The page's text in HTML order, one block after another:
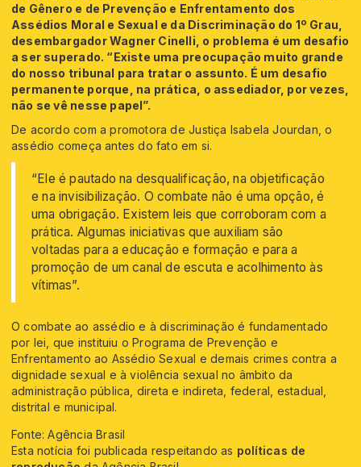
de Gênero e de Prevenção e Enfrentamento dos
Assédios Moral e Sexual e da Discriminação do 1º Grau,
desembargador Wagner Cinelli, o problema é um desafio
a ser superado. “Existe uma preocupação muito grande
do nosso tribunal para tratar o assunto. É um desafio
permanente porque, na prática, o assediador, por vezes,
não se vê nesse papel”.
De acordo com a promotora de Justiça Isabela Jourdan, o
assédio começa antes do fato em si.
“Ele é pautado na desqualificação, na objetificação
e na invisibilização. O combate não é uma opção, é
uma obrigação. Existem leis que corroboram com a
prática. Algumas iniciativas que auxiliam são
voltadas para a educação e formação e para a
promoção de um canal de escuta e acolhimento às
vítimas”.
O combate ao assédio e à discriminação é fundamentado
por lei, que instituiu o Programa de Prevenção e
Enfrentamento ao Assédio Sexual e demais crimes contra a
dignidade sexual e à violência sexual no âmbito da
administração pública, direta e indireta, federal, estadual,
distrital e municipal.
Fonte: Agência Brasil
Esta notícia foi publicada respeitando as políticas de